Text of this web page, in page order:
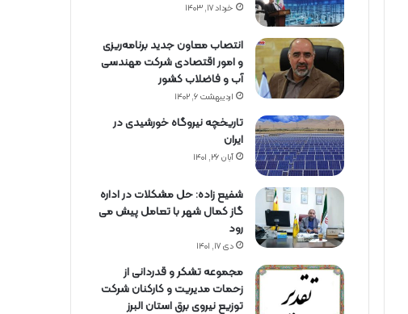
خرداد ۱۷, ۱۴۰۳
انتصاب معاون جدید برنامه‌ریزی
و امور اقتصادی شرکت مهندسی
آب و فاضلاب کشور
اردیبهشت ۶, ۱۴۰۲
تاریخچه نیروگاه خورشیدی در
ایران
آبان ۲۶, ۱۴۰۱
شفیع زاده: حل مشکلات در اداره
گاز کمال شهر با تعامل پیش می
رود
دی ۱۷, ۱۴۰۱
مجموعه تشکر و قدردانی از
زحمات مدیریت و کارکنان شرکت
توزیع نیروی برق استان البرز